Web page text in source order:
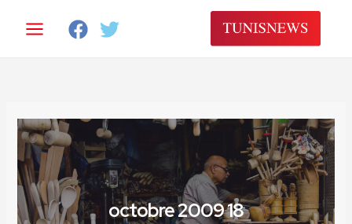
المحتوى
18 octobre 2009